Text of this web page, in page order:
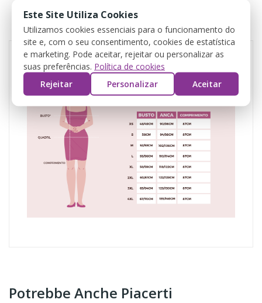
REVIEWS
Potrebbe Anche Piacerti
Este Site Utiliza Cookies
Utilizamos cookies essenciais para o funcionamento do
site e, com o seu consentimento, cookies de estatística
e marketing. Pode aceitar, rejeitar ou personalizar as
suas preferências. Política de cookies
Rejeitar
Personalizar Aceitar